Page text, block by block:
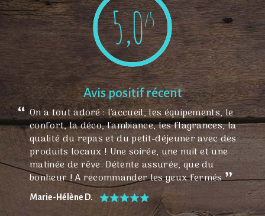
Vivez une expérience exceptionnelle, en immersion dans un
univers où le confort et le bien-être dominent. Située en bout
d'impasse d'un petit hameau de quatre maisons, en pleine
nature, l'hébergement bénéficie d'un emplacement privilégié
tout en restant proche des commodités, à seulement 15 minutes
au sud de Limoges et à 10 minutes de la zone commerciale de
Boisseuil.
Découvrez l'art de la détente et du ressourcement aux 3 Clefs de
GaYa, où chaque détail a été pensé pour enrichir votre séjour et
vous faire vivre des moments inoubliables.
5,0/5
Avis positif récent
On a tout adoré : l'accueil, les équipements, le
confort, la déco, l'ambiance, les flagrances, la
qualité du repas et du petit-déjeuner avec des
produits locaux ! Une soirée, une nuit et une
matinée de rêve. Détente assurée, que du
bonheur ! A recommander les yeux fermés
Marie-Hélène D.